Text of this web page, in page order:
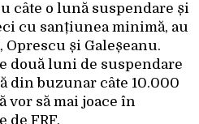
câte o lună suspendare și
cu sanțiunea minimă, au
Oprescu și Galeșeanu.
două luni de suspendare
din buzunar câte 10.000
vor să mai joace în
de FRF.